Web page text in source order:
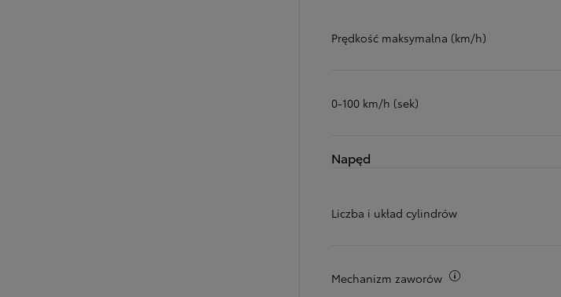
Prędkość maksymalna (km/h)
0-100 km/h (sek)
Napęd
Liczba i układ cylindrów
Mechanizm zaworów